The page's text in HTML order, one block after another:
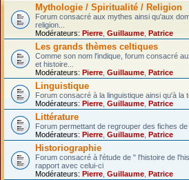
Mythologie / Spiritualité / Religion
Forum consacré aux mythes ainsi qu'aux
religion...
Modérateurs: Pierre Guillaume Patrice
Les grands thèmes celtiques
Comme son nom l'indique, forum consacré
et histoire...
Modérateurs: Pierre Guillaume Patrice
Linguistique
Forum consacré à la linguistique ainsi qu'à la
Modérateurs: Pierre Guillaume Patrice
Littérature
Forum permettant de regrouper des fiches
Modérateurs: Pierre Guillaume Patrice
Historiographie
Forum consacré à l'étude de " l'histoire de
rapport avec celui-ci
Modérateurs: Pierre Guillaume Patrice